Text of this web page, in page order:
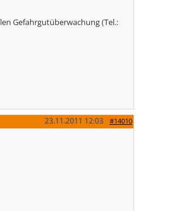
Gefahrgutüberwachung (Tel.:
#14010
23.11.2011 12:03